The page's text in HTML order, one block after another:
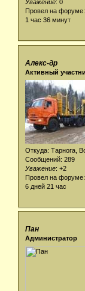
Уважение: 0
Провел на форуме:
1 час 36 минут
Алекс-др
Активный
Откуда: Тарнога,
Сообщений: 289
Уважение: +2
Провел на форуме:
6 дней 21 час
Пан
Администратор